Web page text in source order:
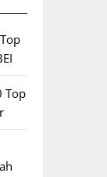
Top